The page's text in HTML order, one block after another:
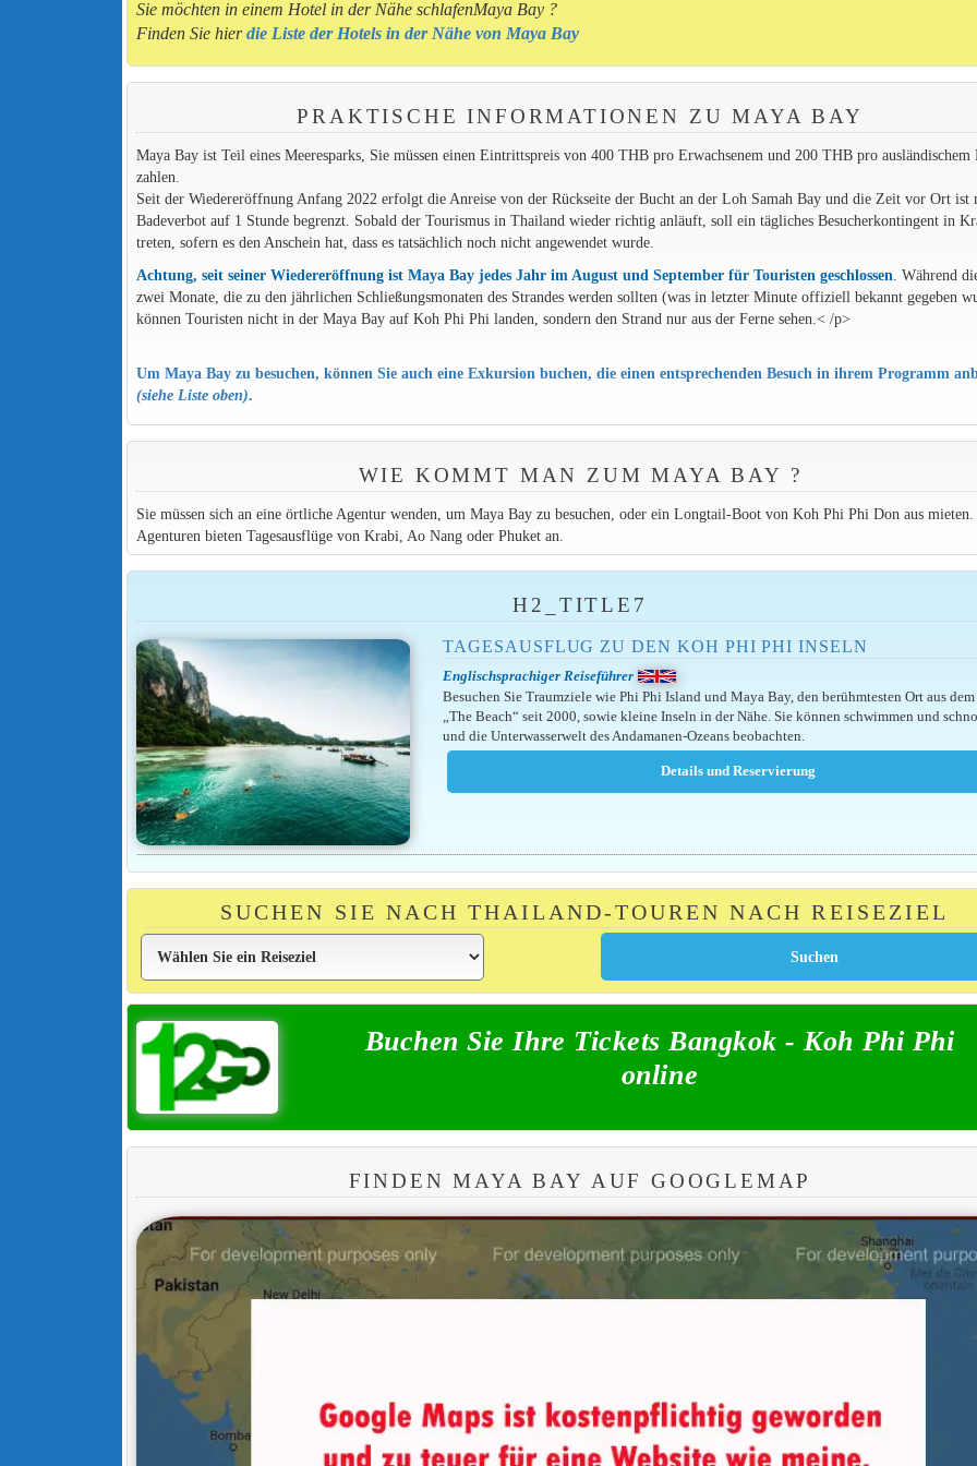
Sie möchten in einem Hotel in der Nähe schlafenMaya Bay ?
Finden Sie hierdie Liste der Hotels in der Nähe von Maya Bay
PRAKTISCHE INFORMATIONEN ZU MAYA BAY
Maya Bay ist Teil eines Meeresparks, Sie müssen einen Eintrittspreis von 400 THB pro Erwachsenem und 200 THB pro ausländischem
zahlen.
Seit der Wiedereröffnung Anfang 2022 erfolgt die Anreise von der Rückseite der Bucht an der Loh Samah Bay und die Zeit vor Ort ist
Badeverbot auf 1 Stunde begrenzt. Sobald der Tourismus in Thailand wieder richtig anläuft, soll ein tägliches Besucherkontingent in
treten, sofern es den Anschein hat, dass es tatsächlich noch nicht angewendet wurde.
Achtung, seit seiner Wiedereröffnung ist Maya Bay jedes Jahr im August und September für Touristen geschlossen . Während
zwei Monate, die zu den jährlichen Schließungsmonaten des Strandes werden sollten (was in letzter Minute offiziell bekannt gegeben
können Touristen nicht in der Maya Bay auf Koh Phi Phi landen, sondern den Strand nur aus der Ferne sehen.< /p>
Um Maya Bay zu besuchen, können Sie auch eine Exkursion buchen, die einen entsprechenden Besuch in ihrem Programm
(siehe Liste oben).
WIE KOMMT MAN ZUM MAYA BAY ?
Sie müssen sich an eine örtliche Agentur wenden, um Maya Bay zu besuchen, oder ein Longtail-Boot von Koh Phi Phi Don aus mieten.
Agenturen bieten Tagesausflüge von Krabi, Ao Nang oder Phuket an.
H2_TITLE7
TAGESAUSFLUG ZU DEN KOH PHI PHI INSELN
Englischsprachiger Reiseführer
Besuchen Sie Traumziele wie Phi Phi Island und Maya Bay, den berühmtesten Ort aus
„The Beach“ seit 2000, sowie kleine Inseln in der Nähe. Sie können schwimmen und
und die Unterwasserwelt des Andamanen-Ozeans beobachten.
SUCHEN SIE NACH THAILAND-TOUREN NACH REISEZIEL
Buchen Sie Ihre Tickets Bangkok - Koh Phi Phi
online
FINDEN MAYA BAY AUF GOOGLEMAP